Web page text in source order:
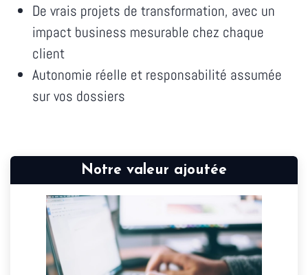
De vrais projets de transformation, avec un
impact business mesurable chez chaque
client
Autonomie réelle et responsabilité assumée
sur vos dossiers
Notre valeur ajoutée